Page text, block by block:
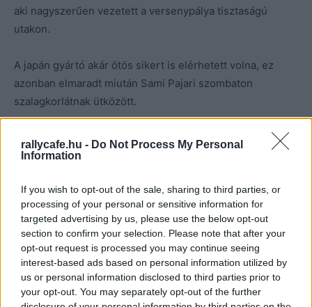
rallycafe.hu - Do Not Process My Personal
Information
If you wish to opt-out of the sale, sharing to third parties, or
processing of your personal or sensitive information for
targeted advertising by us, please use the below opt-out
section to confirm your selection. Please note that after your
opt-out request is processed you may continue seeing
interest-based ads based on personal information utilized by
us or personal information disclosed to third parties prior to
your opt-out. You may separately opt-out of the further
aki nagyszerűen vezetett a versenypálya tisztaságú
utakon.
A japán gyártó akár ötös sikert is elérhetett volna, ez
azonban elmaradt miután Sami Pajari szombaton
szalagkorlátnak ütközött.